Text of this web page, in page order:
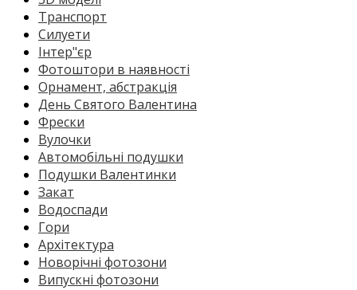
Транспорт
Силуети
Інтер"єр
Фотоштори в наявності
Орнамент, абстракція
День Святого Валентина
Фрески
Вулочки
Автомобільні подушки
Подушки Валентинки
Закат
Водоспади
Гори
Архітектура
Новорічні фотозони
Випускні фотозони